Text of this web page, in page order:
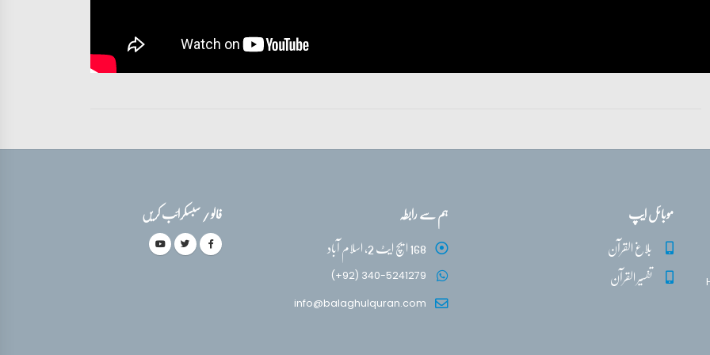
موبائل ایپ
بلاغ القرآن
تفسیر القرآن
ہم سے رابطہ
168 ایچ ایٹ 2، اسلام آباد
(+92) 340-5241279
info@balaghulquran.com
فالو / سبسکرائب کریں